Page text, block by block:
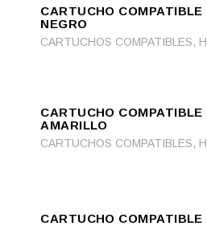
CART
CARTUCHO COMPATIBLE
NEGRO
CARTUCHOS COMPATIBLES,
CART
CARTUCHO COMPATIBLE
AMARILLO
CARTUCHOS COMPATIBLES,
CART
CARTUCHO COMPATIBLE